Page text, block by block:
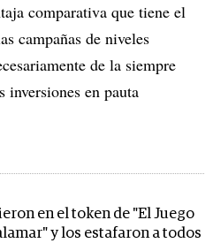
comparativa que tiene el
campañas de niveles
de la siempre
inversiones en pauta
en el token de "El Juego
y los estafaron a todos